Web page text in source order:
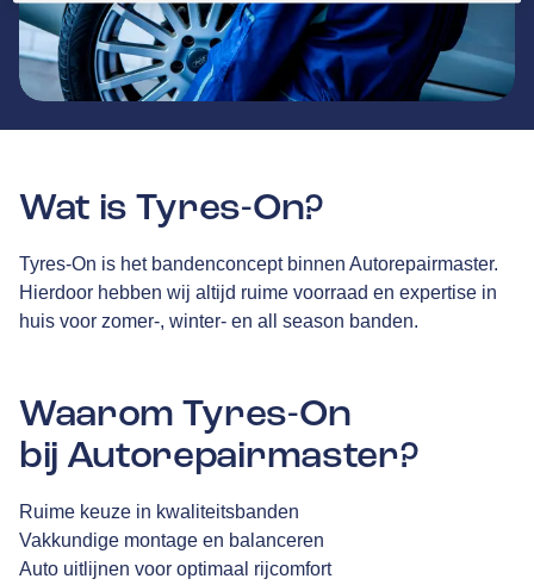
Wat is Tyres-On?
Tyres-On is het bandenconcept binnen Autorepairmaster.
Hierdoor hebben wij altijd ruime voorraad en expertise in
huis voor zomer-, winter- en all season banden.
Waarom Tyres-On
bij Autorepairmaster?
Ruime keuze in kwaliteitsbanden
Vakkundige montage en balanceren
Auto uitlijnen voor optimaal rijcomfort